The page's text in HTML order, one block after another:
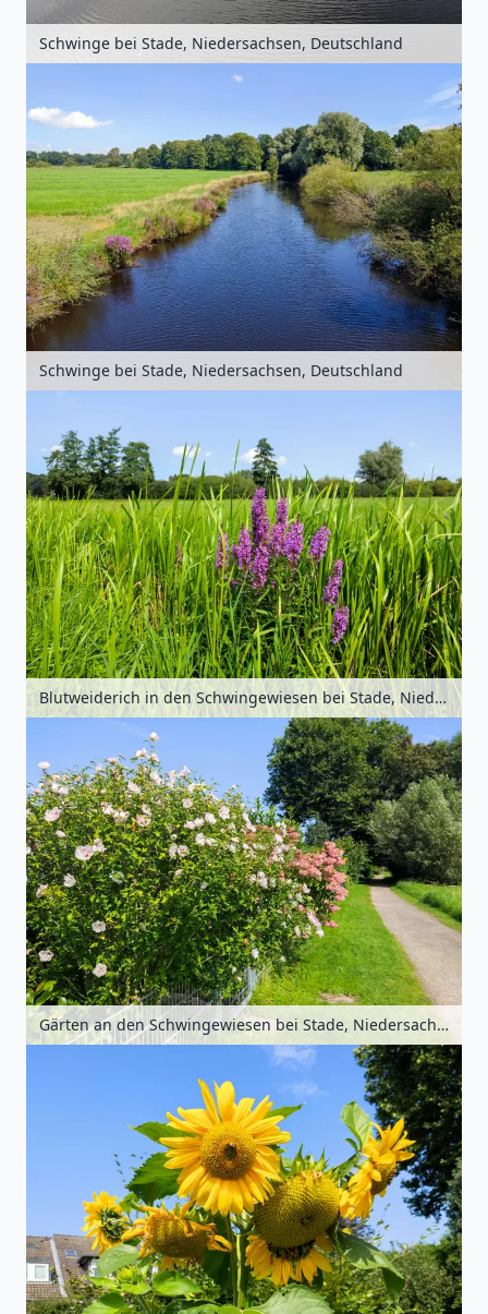
Schwinge bei Stade, Niedersachsen, Deutschland
Schwinge bei Stade, Niedersachsen, Deutschland
Blutweiderich in den Schwingewiesen bei Stade, Niedersachsen, Deutschland
Gärten an den Schwingewiesen bei Stade, Niedersachsen, Deutschland